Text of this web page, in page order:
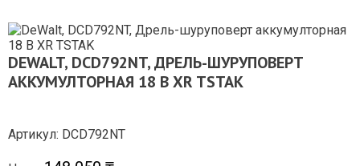
DEWALT, DCD792NT, ДРЕЛЬ-ШУРУПОВЕРТ
АККУМУЛТОРНАЯ 18 В XR TSTAK
Артикул: DCD792NT